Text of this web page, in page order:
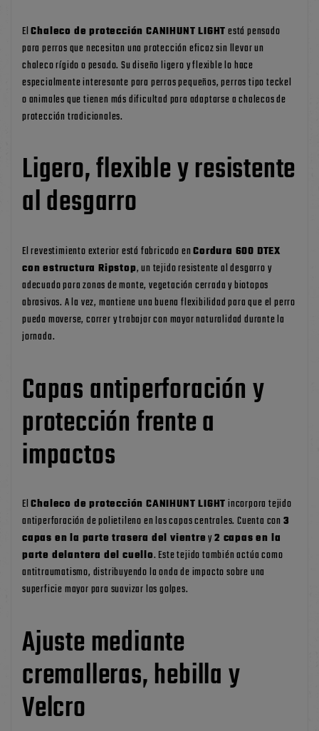
ElChaleco de protección CANIHUNT LIGHTestá pensado
para perros que necesitan una protección eficaz sin llevar un
chaleco rígido o pesado. Su diseño ligero y flexible lo hace
especialmente interesante para perros pequeños, perros tipo teckel
o animales que tienen más dificultad para adaptarse a chalecos de
protección tradicionales.
Ligero, flexible y resistente
al desgarro
El revestimiento exterior está fabricado enCordura 600 DTEX
con estructura Ripstop, un tejido resistente al desgarro y
adecuado para zonas de monte, vegetación cerrada y biotopos
abrasivos. A la vez, mantiene una buena flexibilidad para que el perro
pueda moverse, correr y trabajar con mayor naturalidad durante la
jornada.
Capas antiperforación y
protección frente a
impactos
ElChaleco de protección CANIHUNT LIGHTincorpora tejido
antiperforación de polietileno en las capas centrales. Cuenta con 3
capas en la parte trasera del vientrey2 capas en la
parte delantera del cuello. Este tejido también actúa como
antitraumatismo, distribuyendo la onda de impacto sobre una
superficie mayor para suavizar los golpes.
Ajuste mediante
cremalleras, hebilla y
Velcro